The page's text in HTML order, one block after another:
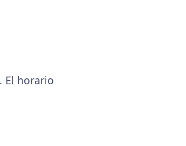
. El horario